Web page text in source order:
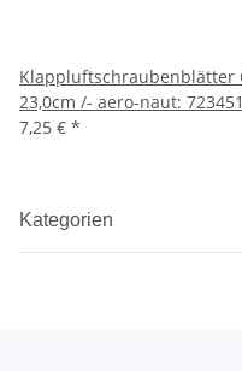
Klappluftschraubenblätter
23,0cm /- aero-naut: 723451
7,25 € *
Kategorien